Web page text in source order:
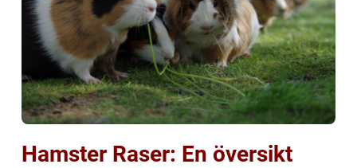
Hamster Raser: En översikt